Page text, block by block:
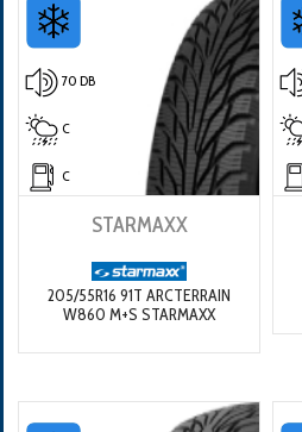
70 DB
C
C
STARMAXX
205/55R16 91T ARCTERRAIN
W860 M+S STARMAXX